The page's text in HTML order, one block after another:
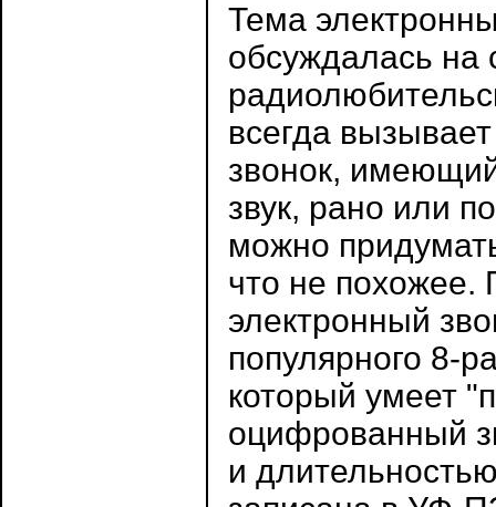
Тема
обсуждалась на
всегда
звонок,
звук, рано или
можно
что не похожее.
электронный
популярного 8-
который умеет
оцифрованный
и